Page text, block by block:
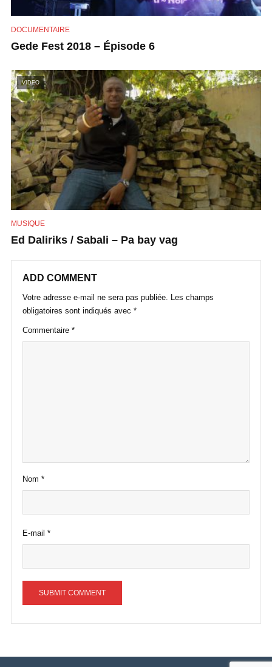
DOCUMENTAIRE
Gede Fest 2018 – Épisode 6
VIDEO
MUSIQUE
Ed Daliriks / Sabali – Pa bay vag
ADD COMMENT
Votre adresse e-mail ne sera pas publiée. Les champs
obligatoires sont indiqués avec *
Commentaire *
Nom *
E-mail *